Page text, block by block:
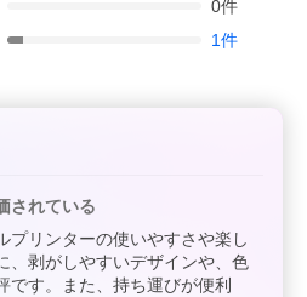
0件
1件
されている
プリンターの使いやすさや楽し
、剥がしやすいデザインや、色
です。また、持ち運びが便利